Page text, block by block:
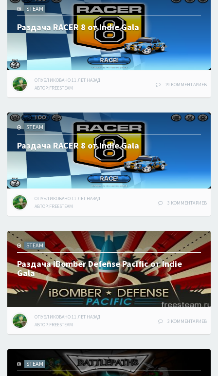
STEAM
Раздача RACER 8 от Indie Gala
ОПУБЛИКОВАНО 11 ЛЕТНАЗАД
АВТОР:FREESTEAM
19 КОММЕНТАРИЕВ
STEAM
Раздача RACER 8 от Indie Gala
ОПУБЛИКОВАНО 11 ЛЕТНАЗАД
АВТОР:FREESTEAM
3 КОММЕНТАРИЕВ
STEAM
Раздача iBomber Defense Pacific от Indie
Gala
ОПУБЛИКОВАНО 11 ЛЕТНАЗАД
АВТОР:FREESTEAM
3 КОММЕНТАРИЕВ
STEAM